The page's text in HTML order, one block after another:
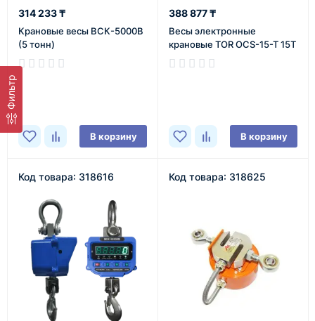
Фильтр
314 233 ₸
Крановые весы ВСК-5000В
(5 тонн)
В корзину
388 877 ₸
Весы электронные
крановые TOR OCS-15-T 15T
В корзину
Код товара: 318616 Код товара: 318625